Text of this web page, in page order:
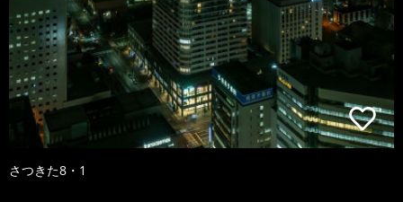
さつきた8・1